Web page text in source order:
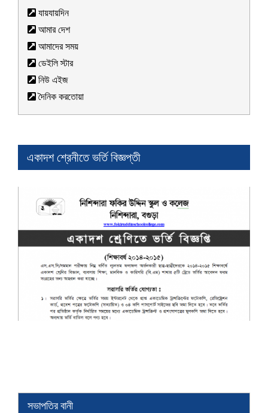
একাদশ শ্রেনীতে ভর্তি বিজ্ঞপ্তী
যায়যায়দিন
আমার দেশ
আমাদের সময়
ডেইলি স্টার
নিউ এইজ
দৈনিক করতোয়া
সভাপতির বানী